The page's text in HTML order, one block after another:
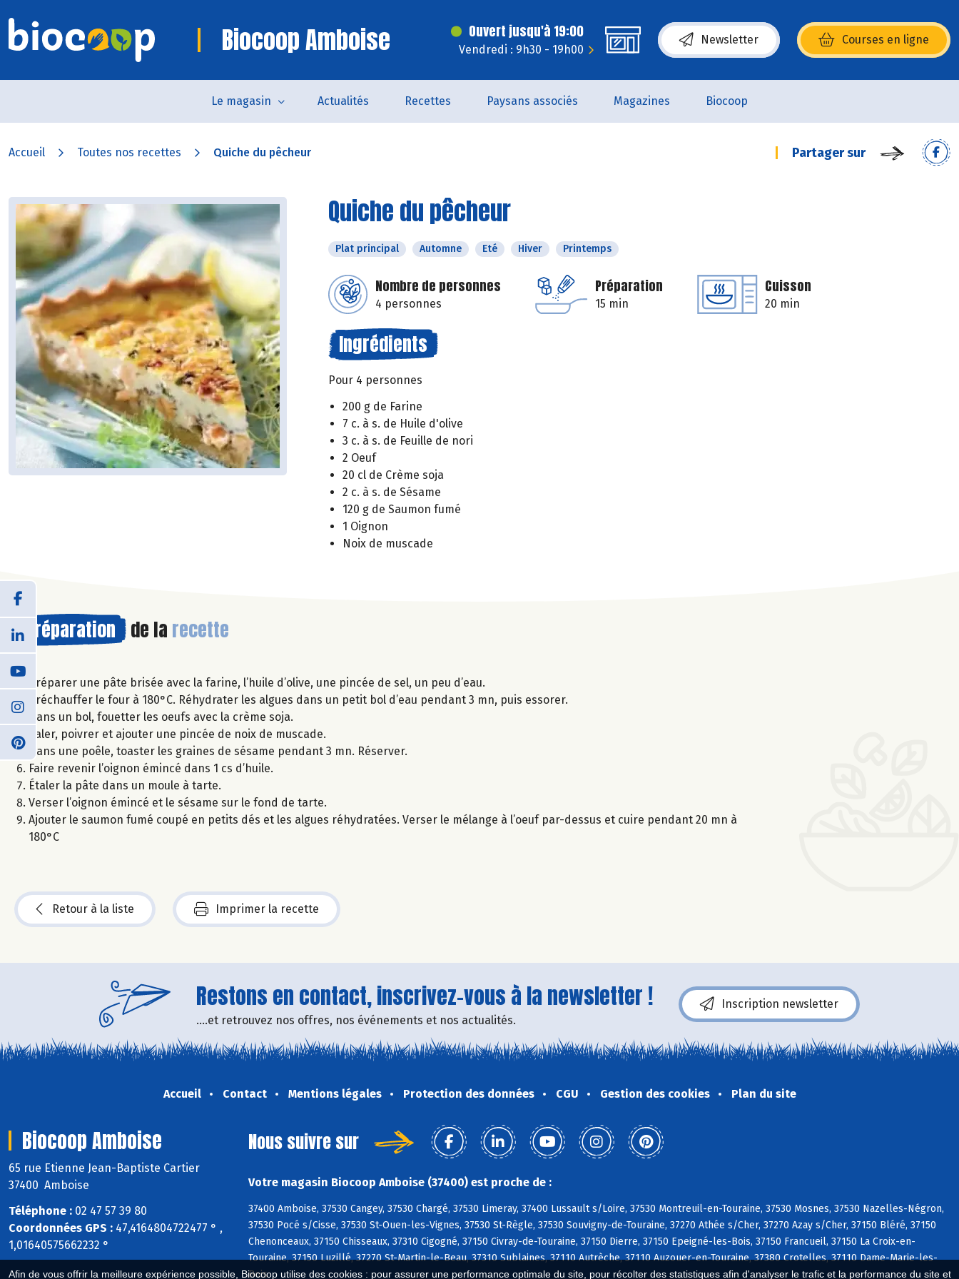
Afin de vous offrir la meilleure expérience possible, Biocoop utilise des cookies : pour assurer une performance optimale du site, pour récolter des statistiques afin d'analyser le trafic et la performance du site et
Biocoop Amboise Ouvert jusqu'à 19:00
Vendredi : 9h30 - 19h00
Newsletter Courses en ligne
(s’ouvre dans une nouvelle fenêtre)
Le magasin Actualités Recettes Paysans associés Magazines Biocoop
Accueil Toutes nos recettes Quiche du pêcheur Partager sur
Quiche du pêcheur
Plat principal Automne Eté Hiver Printemps
Nombre de personnes
4 personnes
Préparation
15 min
Cuisson
20 min
Ingrédients
Pour 4 personnes
200 g de Farine
7 c. à s. de Huile d'olive
3 c. à s. de Feuille de nori
2 Oeuf
20 cl de Crème soja
2 c. à s. de Sésame
120 g de Saumon fumé
1 Oignon
Noix de muscade
Préparation de la recette
Préparer une pâte brisée avec la farine, l’huile d’olive, une pincée de sel, un peu d’eau.
Préchauffer le four à 180°C. Réhydrater les algues dans un petit bol d’eau pendant 3 mn, puis essorer.
Dans un bol, fouetter les oeufs avec la crème soja.
Saler, poivrer et ajouter une pincée de noix de muscade.
Dans une poêle, toaster les graines de sésame pendant 3 mn. Réserver.
Faire revenir l’oignon émincé dans 1 cs d’huile.
Étaler la pâte dans un moule à tarte.
Verser l’oignon émincé et le sésame sur le fond de tarte.
Ajouter le saumon fumé coupé en petits dés et les algues réhydratées. Verser le mélange à l’oeuf par-dessus et cuire pendant 20 mn à
180°C
Retour à la liste Imprimer la recette
Restons en contact, inscrivez-vous à la newsletter !
....et retrouvez nos offres, nos événements et nos actualités.
Inscription newsletter
Accueil Contact Mentions légales Protection des données CGU Gestion des cookies Plan du site
Biocoop Amboise
65 rue Etienne Jean-Baptiste Cartier
37400 Amboise
Téléphone : 02 47 57 39 80
Coordonnées GPS : 47,4164804722477 ° ,
1,01640575662232 °
Nous suivre sur
Votre magasin Biocoop Amboise (37400) est proche de :
37400 Amboise, 37530 Cangey, 37530 Chargé, 37530 Limeray, 37400 Lussault s/Loire, 37530 Montreuil-en-Touraine, 37530 Mosnes, 37530 Nazelles-Négron,
37530 Pocé s/Cisse, 37530 St-Ouen-les-Vignes, 37530 St-Règle, 37530 Souvigny-de-Touraine, 37270 Athée s/Cher, 37270 Azay s/Cher, 37150 Bléré, 37150
Chenonceaux, 37150 Chisseaux, 37310 Cigogné, 37150 Civray-de-Touraine, 37150 Dierre, 37150 Epeigné-les-Bois, 37150 Francueil, 37150 La Croix-en-
Touraine, 37150 Luzillé, 37270 St-Martin-le-Beau, 37310 Sublaines, 37110 Autrèche, 37110 Auzouer-en-Touraine, 37380 Crotelles, 37110 Dame-Marie-les-
Bois